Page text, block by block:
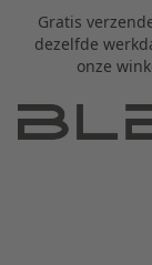
Gratis
dezelfde
onze